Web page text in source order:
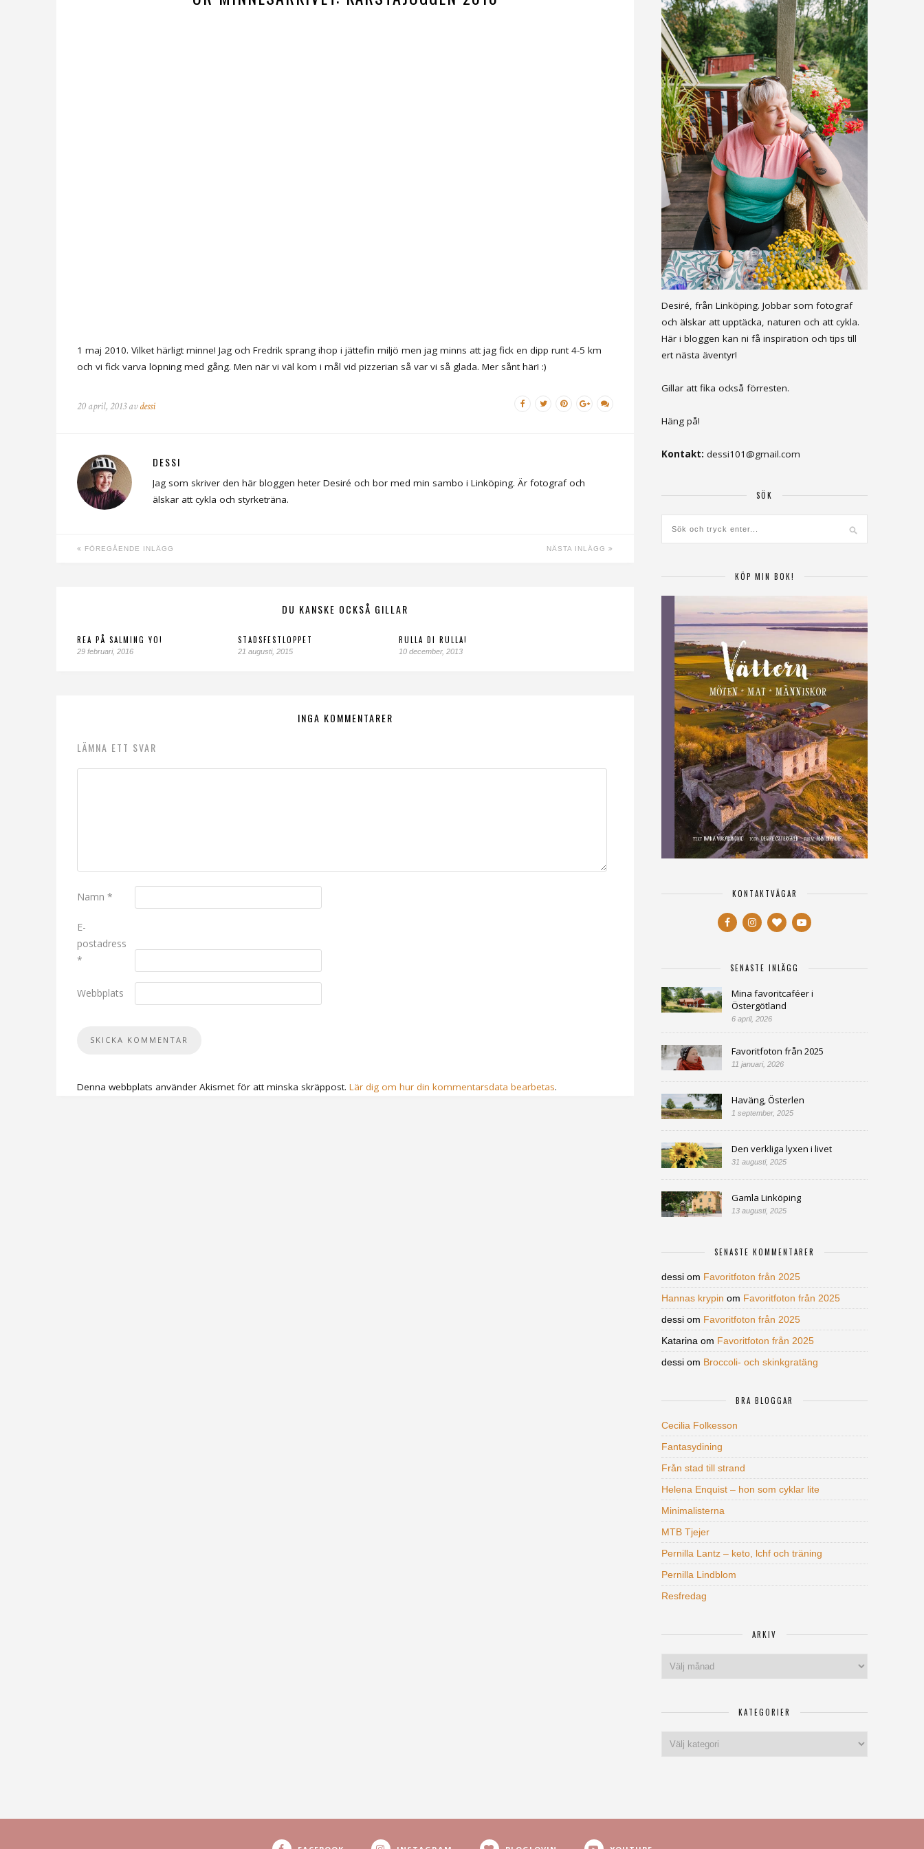
1 maj 2010. Vilket härligt minne! Jag och Fredrik sprang ihop i jättefin miljö men jag minns att jag fick en dipp runt 4-5 km
och vi fick varva löpning med gång. Men när vi väl kom i mål vid pizzerian så var vi så glada. Mer sånt här! :)
20 april, 2013 avdessi
DESSI
Jag som skriver den här bloggen heter Desiré och bor med min sambo i Linköping. Är fotograf och
älskar att cykla och styrketräna.
FÖREGÅENDE INLÄGG NÄSTA INLÄGG
DU KANSKE OCKSÅ GILLAR
REA PÅ SALMING YO!
29 februari, 2016
STADSFESTLOPPET
21 augusti, 2015
RULLA DI RULLA!
10 december, 2013
INGA KOMMENTARER
LÄMNA ETT SVAR
Namn *
E-
postadress
*
Webbplats
Denna webbplats använder Akismet för att minska skräppost. Lär dig om hur din kommentarsdata bearbetas.
Desiré, från Linköping. Jobbar som fotograf
och älskar att upptäcka, naturen och att cykla.
Här i bloggen kan ni få inspiration och tips till
ert nästa äventyr!
Gillar att fika också förresten.
Häng på!
Kontakt: dessi101@gmail.com
SÖK
KÖP MIN BOK!
KONTAKTVÄGAR
SENASTE INLÄGG
Mina favoritcaféer i
Östergötland
6 april, 2026
Favoritfoton från 2025
11 januari, 2026
Haväng, Österlen
1 september, 2025
Den verkliga lyxen i livet
31 augusti, 2025
Gamla Linköping
13 augusti, 2025
SENASTE KOMMENTARER
dessi om Favoritfoton från 2025
Hannas krypin om Favoritfoton från 2025
dessi om Favoritfoton från 2025
Katarina om Favoritfoton från 2025
dessi om Broccoli- och skinkgratäng
BRA BLOGGAR
Cecilia Folkesson
Fantasydining
Från stad till strand
Helena Enquist – hon som cyklar lite
Minimalisterna
MTB Tjejer
Pernilla Lantz – keto, lchf och träning
Pernilla Lindblom
Resfredag
ARKIV
KATEGORIER